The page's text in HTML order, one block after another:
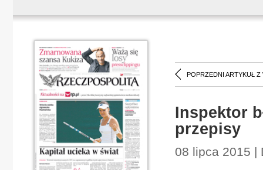
POPRZEDNI ARTYKUŁ Z
Inspektor
przepisy
08 lipca 2015 |